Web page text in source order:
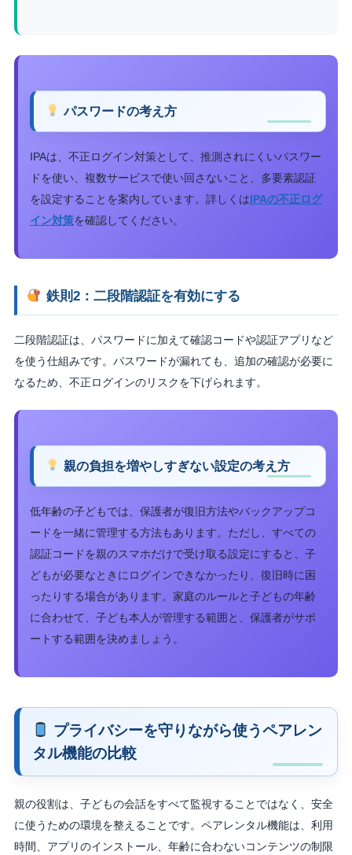
パスワードの考え方
IPAは、不正ログイン対策として、推測されにくいパスワー
ドを使い、複数サービスで使い回さないこと、多要素認証
を設定することを案内しています。詳しくはIPAの不正ログ
イン対策を確認してください。
鉄則2：二段階認証を有効にする
二段階認証は、パスワードに加えて確認コードや認証アプリなど
を使う仕組みです。パスワードが漏れても、追加の確認が必要に
なるため、不正ログインのリスクを下げられます。
親の負担を増やしすぎない設定の考え方
低年齢の子どもでは、保護者が復旧方法やバックアップコ
ードを一緒に管理する方法もあります。ただし、すべての
認証コードを親のスマホだけで受け取る設定にすると、子
どもが必要なときにログインできなかったり、復旧時に困
ったりする場合があります。家庭のルールと子どもの年齢
に合わせて、子ども本人が管理する範囲と、保護者がサポ
ートする範囲を決めましょう。
プライバシーを守りながら使うペアレン
タル機能の比較
親の役割は、子どもの会話をすべて監視することではなく、安全
に使うための環境を整えることです。ペアレンタル機能は、利用
時間、アプリのインストール、年齢に合わないコンテンツの制限